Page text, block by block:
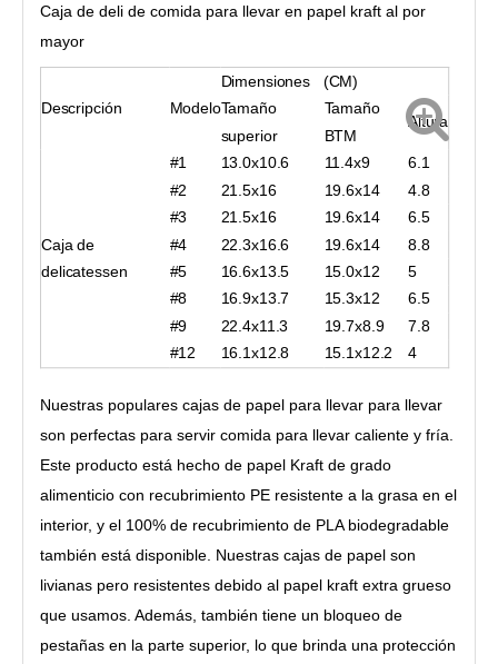
Caja de deli de comida para llevar en papel kraft al por
mayor
Descripción Modelo
Dimensiones (CM)
Tamaño
superior
Tamaño
BTM
Altura
Caja de
delicatessen
#1 13.0x10.6 11.4x9 6.1
#2 21.5x16 19.6x14
4.8
#3
21.5x16 19.6x14
6.5
#4
22.3x16.6 19.6x14 8.8
#5 16.6x13.5 15.0x12 5
#8 16.9x13.7 15.3x12
6.5
#9
22.4x11.3 19.7x8.9 7.8
#12 16.1x12.8 15.1x12.2 4
Nuestras populares cajas de papel para llevar para llevar
son perfectas para servir comida para llevar caliente y fría.
Este producto está hecho de papel Kraft de grado
alimenticio con recubrimiento PE resistente a la grasa en el
interior, y el 100% de recubrimiento de PLA biodegradable
también está disponible. Nuestras cajas de papel son
livianas pero resistentes debido al papel kraft extra grueso
que usamos. Además, también tiene un bloqueo de
pestañas en la parte superior, lo que brinda una protección